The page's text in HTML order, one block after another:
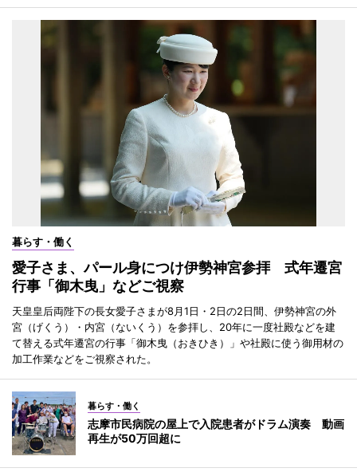
暮らす・働く
愛子さま、パール身につけ伊勢神宮参拝 式年遷宮
行事「御木曳」などご視察
天皇皇后両陛下の長女愛子さまが8月1日・2日の2日間、伊勢神宮の外
宮（げくう）・内宮（ないくう）を参拝し、20年に一度社殿などを建
て替える式年遷宮の行事「御木曳（おきひき）」や社殿に使う御用材の
加工作業などをご視察された。
暮らす・働く
志摩市民病院の屋上で入院患者がドラム演奏 動画
再生が50万回超に